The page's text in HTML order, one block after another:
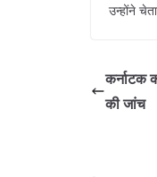
उन्होंने
कर्नाटक
की जांच